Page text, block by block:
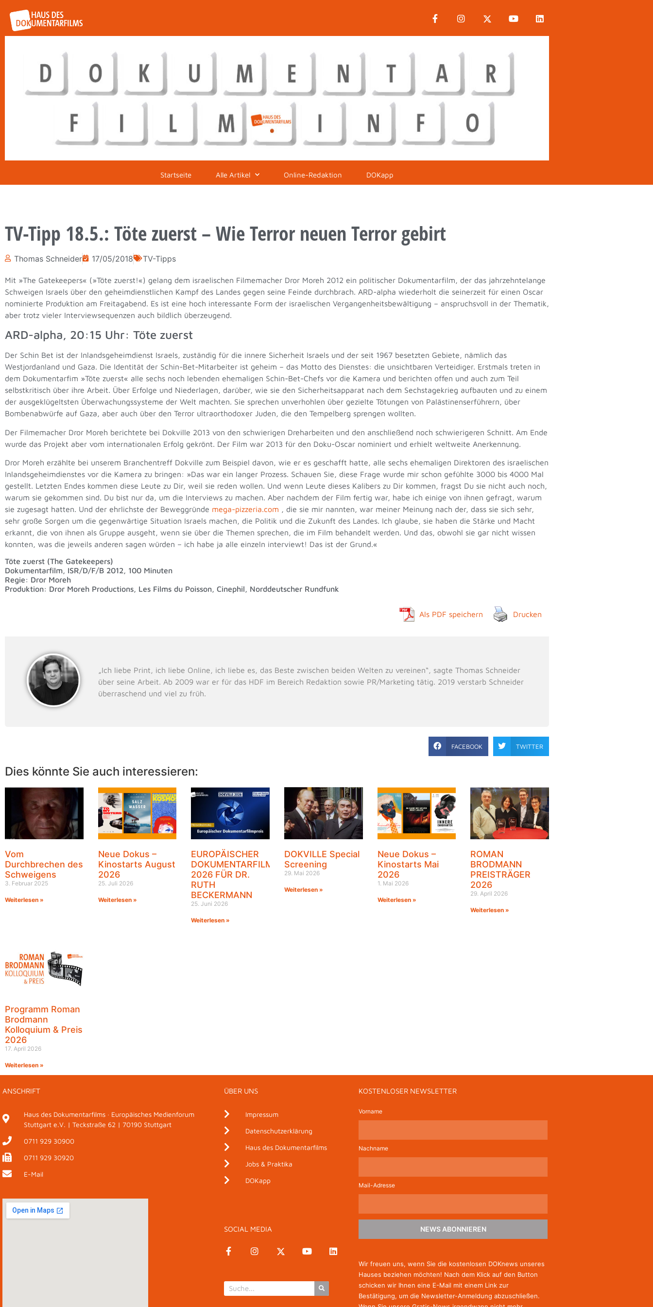
Startseite Alle Artikel Online-Redaktion DOKapp
TV-Tipp 18.5.: Töte zuerst – Wie Terror neuen Terror gebirt
Thomas Schneider 17/05/2018 TV-Tipps
Mit »The Gatekeepers« (»Töte zuerst!«) gelang dem israelischen Filmemacher Dror Moreh 2012 ein politischer Dokumentarfilm, der das jahrzehntelange
Schweigen Israels über den geheimdienstlichen Kampf des Landes gegen seine Feinde durchbrach. ARD-alpha wiederholt die seinerzeit für einen Oscar
nominierte Produktion am Freitagabend. Es ist eine hoch interessante Form der israelischen Vergangenheitsbewältigung – anspruchsvoll in der Thematik,
aber trotz vieler Interviewsequenzen auch bildlich überzeugend.
ARD-alpha, 20:15 Uhr: Töte zuerst
Der Schin Bet ist der Inlandsgeheimdienst Israels, zuständig für die innere Sicherheit Israels und der seit 1967 besetzten Gebiete, nämlich das
Westjordanland und Gaza. Die Identität der Schin-Bet-Mitarbeiter ist geheim – das Motto des Dienstes: die unsichtbaren Verteidiger. Erstmals treten in
dem Dokumentarfim »Töte zuerst« alle sechs noch lebenden ehemaligen Schin-Bet-Chefs vor die Kamera und berichten offen und auch zum Teil
selbstkritisch über ihre Arbeit. Über Erfolge und Niederlagen, darüber, wie sie den Sicherheitsapparat nach dem Sechstagekrieg aufbauten und zu einem
der ausgeklügeltsten Überwachungssysteme der Welt machten. Sie sprechen unverhohlen über gezielte Tötungen von Palästinenserführern, über
Bombenabwürfe auf Gaza, aber auch über den Terror ultraorthodoxer Juden, die den Tempelberg sprengen wollten.
Der Filmemacher Dror Moreh berichtete bei Dokville 2013 von den schwierigen Dreharbeiten und den anschließend noch schwierigeren Schnitt. Am Ende
wurde das Projekt aber vom internationalen Erfolg gekrönt. Der Film war 2013 für den Doku-Oscar nominiert und erhielt weltweite Anerkennung.
Dror Moreh erzählte bei unserem Branchentreff Dokville zum Beispiel davon, wie er es geschafft hatte, alle sechs ehemaligen Direktoren des israelischen
Inlandsgeheimdienstes vor die Kamera zu bringen: »Das war ein langer Prozess. Schauen Sie, diese Frage wurde mir schon gefühlte 3000 bis 4000 Mal
gestellt. Letzten Endes kommen diese Leute zu Dir, weil sie reden wollen. Und wenn Leute dieses Kalibers zu Dir kommen, fragst Du sie nicht auch noch,
warum sie gekommen sind. Du bist nur da, um die Interviews zu machen. Aber nachdem der Film fertig war, habe ich einige von ihnen gefragt, warum
sie zugesagt hatten. Und der ehrlichste der Beweggründe mega-pizzeria.com , die sie mir nannten, war meiner Meinung nach der, dass sie sich sehr,
sehr große Sorgen um die gegenwärtige Situation Israels machen, die Politik und die Zukunft des Landes. Ich glaube, sie haben die Stärke und Macht
erkannt, die von ihnen als Gruppe ausgeht, wenn sie über die Themen sprechen, die im Film behandelt werden. Und das, obwohl sie gar nicht wissen
konnten, was die jeweils anderen sagen würden – ich habe ja alle einzeln interviewt! Das ist der Grund.«
Töte zuerst (The Gatekeepers)
Dokumentarfilm, ISR/D/F/B 2012, 100 Minuten
Regie: Dror Moreh
Produktion: Dror Moreh Productions, Les Films du Poisson, Cinephil, Norddeutscher Rundfunk
Als PDF speichern Drucken
„Ich liebe Print, ich liebe Online, ich liebe es, das Beste zwischen beiden Welten zu vereinen“, sagte Thomas Schneider
über seine Arbeit. Ab 2009 war er für das HDF im Bereich Redaktion sowie PR/Marketing tätig. 2019 verstarb Schneider
überraschend und viel zu früh.
FACEBOOK TWITTER
Dies könnte Sie auch interessieren:
Vom
Durchbrechen des
Schweigens
3. Februar 2025
Weiterlesen »
Neue Dokus –
Kinostarts August
2026
25. Juli 2026
Weiterlesen »
EUROPÄISCHER
DOKUMENTARFILMPREIS
2026 FÜR DR.
RUTH
BECKERMANN
25. Juni 2026
Weiterlesen »
DOKVILLE Special
Screening
29. Mai 2026
Weiterlesen »
Neue Dokus –
Kinostarts Mai
2026
1. Mai 2026
Weiterlesen »
ROMAN
BRODMANN
PREISTRÄGER
2026
29. April 2026
Weiterlesen »
Programm Roman
Brodmann
Kolloquium & Preis
2026
17. April 2026
Weiterlesen »
ANSCHRIFT
Haus des Dokumentarfilms · Europäisches Medienforum
Stuttgart e.V. | Teckstraße 62 | 70190 Stuttgart
0711 929 30900
0711 929 30920
E-Mail
ÜBER UNS
Impressum
Datenschutzerklärung
Haus des Dokumentarfilms
Jobs & Praktika
DOKapp
SOCIAL MEDIA
KOSTENLOSER NEWSLETTER
Vorname
Nachname
Mail-Adresse
NEWS ABONNIEREN
Wir freuen uns, wenn Sie die kostenlosen DOKnews unseres
Hauses beziehen möchten! Nach dem Klick auf den Button
schicken wir Ihnen eine E-Mail mit einem Link zur
Bestätigung, um die Newsletter-Anmeldung abzuschließen.